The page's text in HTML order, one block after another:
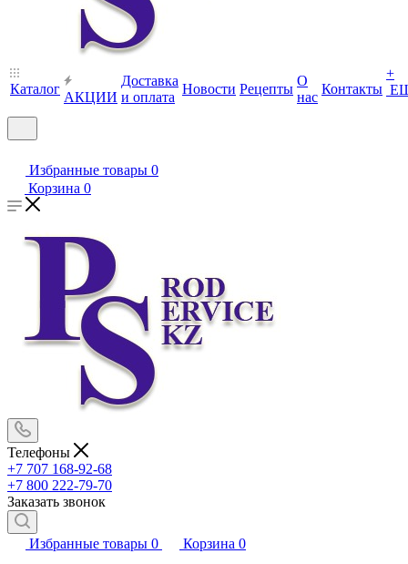
Каталог
АКЦИИ
Доставка
и оплата
Новости Рецепты
О
нас
Контакты
+
Избранные товары 0
Корзина 0
Телефоны
+7 707 168-92-68
+7 800 222-79-70
Заказать звонок
Избранные товары 0 Корзина 0